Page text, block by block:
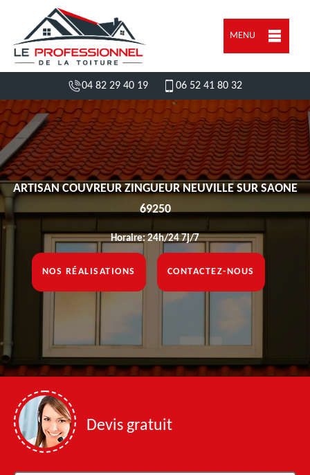
MENU
04 82 29 40 19 06 52 41 80 32
ARTISAN COUVREUR ZINGUEUR NEUVILLE SUR SAONE
69250
Horaire: 24h/24 7j/7
NOS RÉALISATIONS CONTACTEZ-NOUS
Devis gratuit